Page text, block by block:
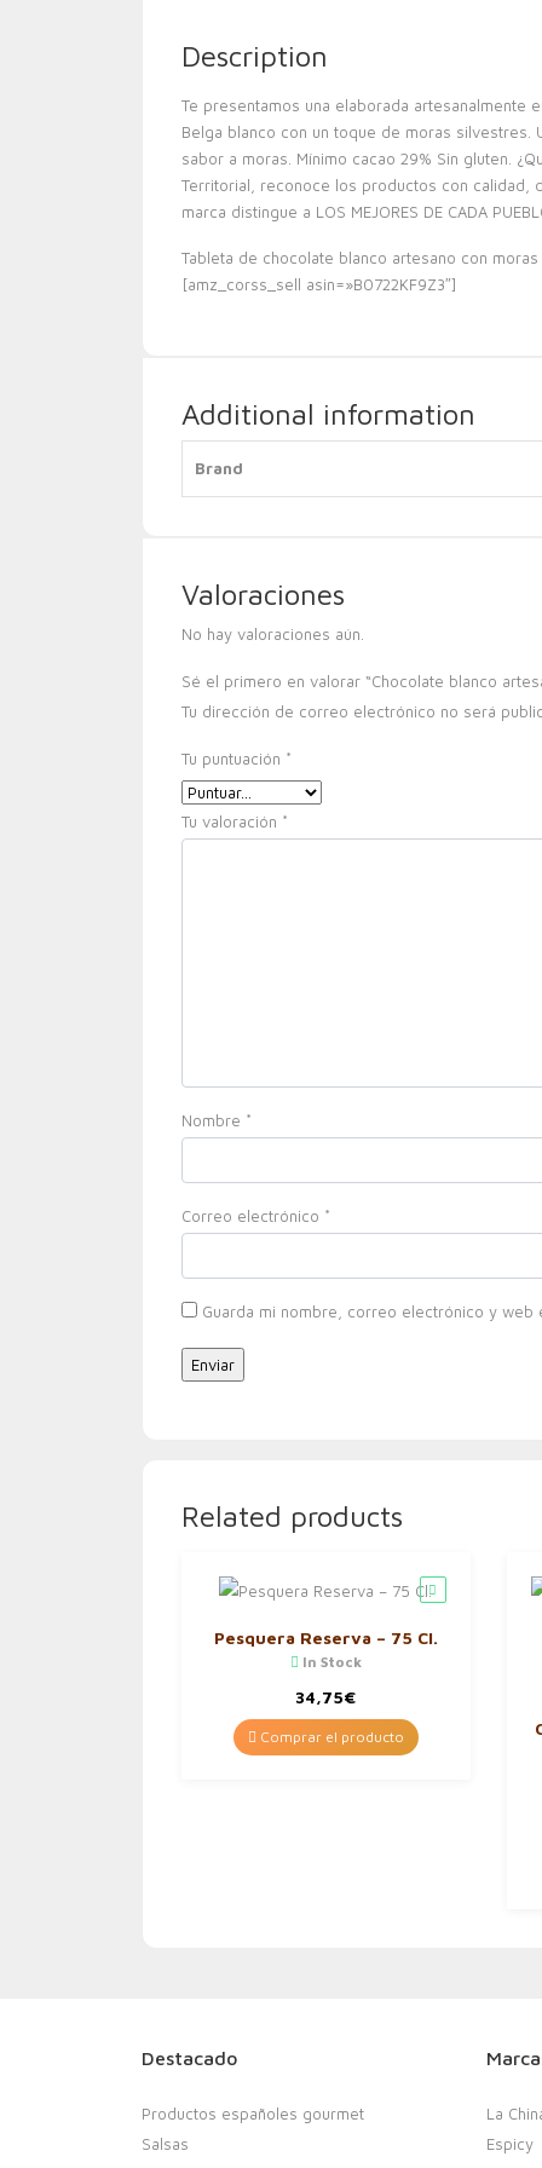
Description
Te presentamos una elaborada artesanalmente
Belga blanco con un toque de moras
sabor a moras. Mínimo cacao 29% Sin gluten.
Territorial, reconoce los productos con calidad,
marca distingue a LOS MEJORES DE CADA
Tableta de chocolate blanco artesano con moras
[amz_corss_sell asin=»B0722KF9Z3″]
Additional information
Brand
Valoraciones
No hay valoraciones aún.
Sé el primero en valorar “Chocolate blanco
Tu dirección de correo electrónico no será
Tu puntuación *
Tu valoración *
Nombre *
Correo electrónico *
Guarda mi nombre, correo electrónico y web
Related products
Pesquera Reserva – 75 Cl.
In Stock
34,75€
Comprar el producto
Destacado
Productos españoles gourmet
Salsas
La
Espicy